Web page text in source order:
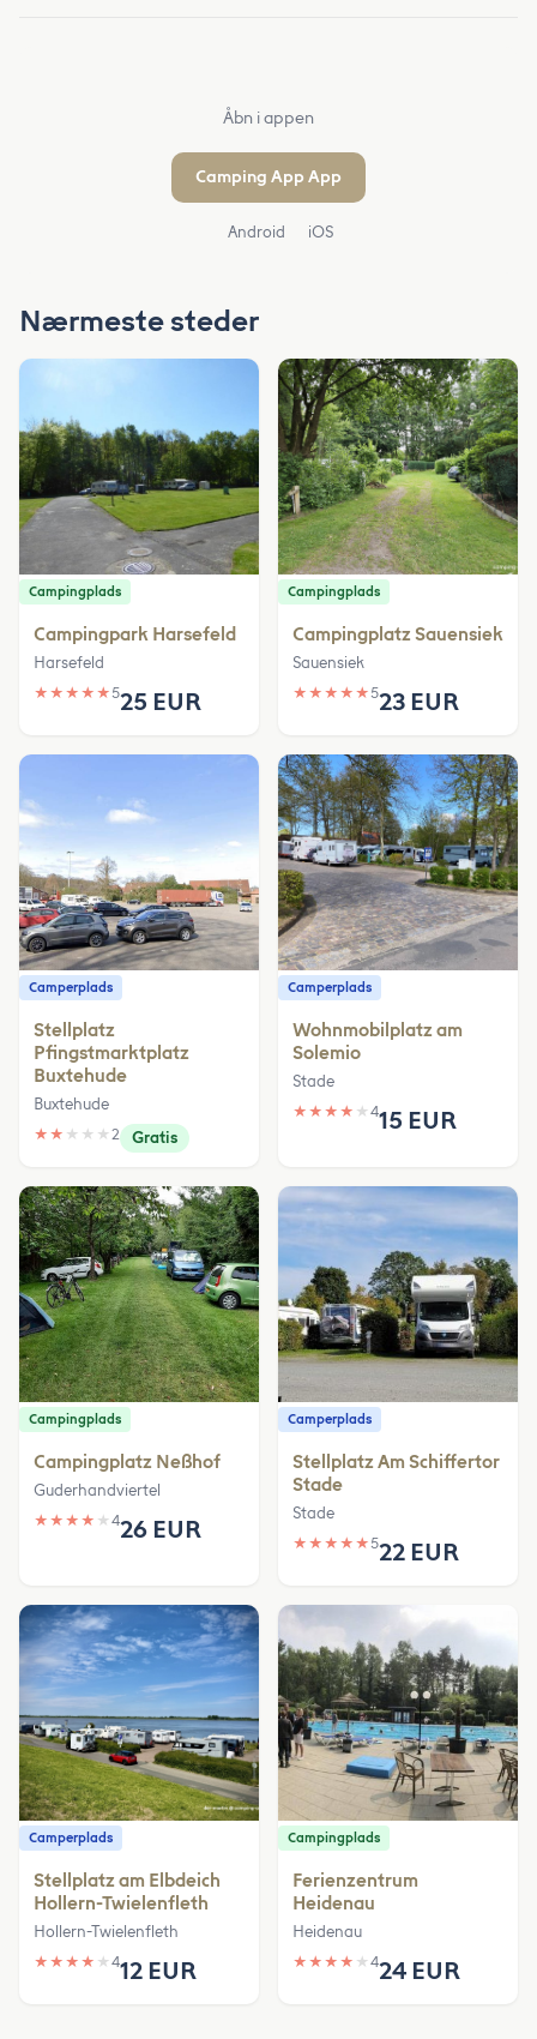
Åbn i appen
Camping App App
Android iOS
Nærmeste steder
Campingplads
Campingpark Harsefeld
Harsefeld
★ ★ ★ ★ ★525 EUR
Campingplads
Campingplatz Sauensiek
Sauensiek
★ ★ ★ ★ ★523 EUR
Camperplads
Stellplatz
Pfingstmarktplatz
Buxtehude
Buxtehude
★ ★ ★ ★ ★ 2 Gratis
Camperplads
Wohnmobilplatz am
Solemio
Stade
★ ★ ★ ★ ★ 415 EUR
Campingplads
Campingplatz Neßhof
Guderhandviertel
★ ★ ★ ★ ★ 426 EUR
Camperplads
Stellplatz Am Schiffertor
Stade
Stade
★ ★ ★ ★ ★522 EUR
Camperplads
Stellplatz am Elbdeich
Hollern-Twielenfleth
Hollern-Twielenfleth
★ ★ ★ ★ ★ 412 EUR
Campingplads
Ferienzentrum
Heidenau
Heidenau
★ ★ ★ ★ ★ 424 EUR